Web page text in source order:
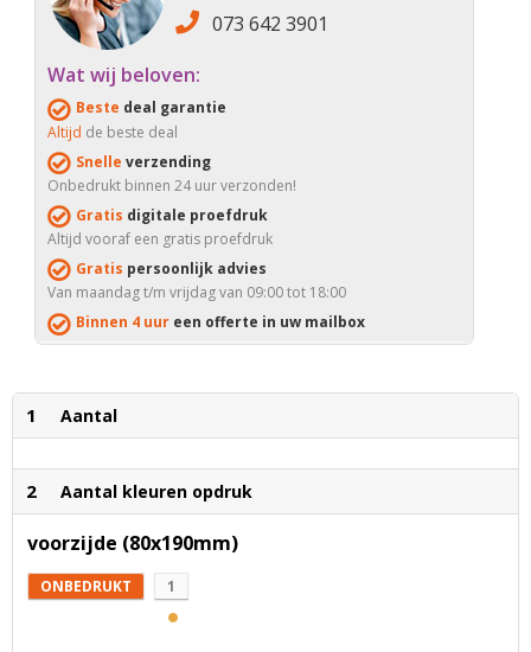
073 642 3901
Wat wij beloven:
Beste deal garantie
Altijd de beste deal
Snelle verzending
Onbedrukt binnen 24 uur verzonden!
Gratis digitale proefdruk
Altijd vooraf een gratis proefdruk
Gratis persoonlijk advies
Van maandag t/m vrijdag van 09:00 tot 18:00
Binnen 4 uur een offerte in uw mailbox
1 Aantal
2 Aantal kleuren opdruk
voorzijde (80x190mm)
ONBEDRUKT 1